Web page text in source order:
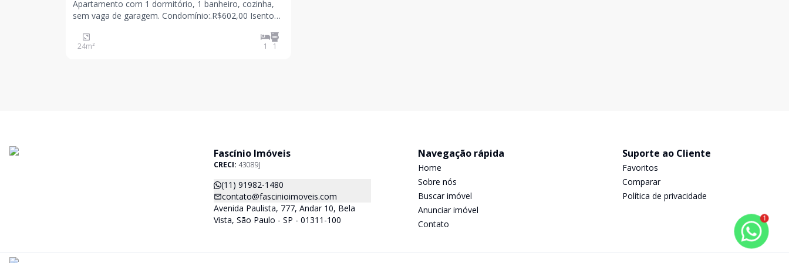
Apartamento com 1 dormitório, 1 banheiro, cozinha,
sem vaga de garagem. Condomínio:.R$602,00 Isento
Loft e Quinto Andar. CRECI: 43089J
24m² 1 1
Fascínio Imóveis
CRECI: 43089J
(11) 91982-1480
contato@fascinioimoveis.com
Avenida Paulista, 777, Andar 10, Bela
Vista, São Paulo - SP - 01311-100
Navegação rápida
Home
Sobre nós
Buscar imóvel
Anunciar imóvel
Contato
Suporte ao Cliente
Favoritos
Comparar
Política de privacidade
1